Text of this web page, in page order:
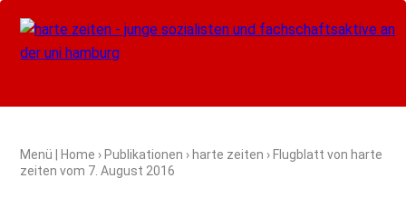
Menü Home › Publikationen › harte zeiten › Flugblatt von harte
zeiten vom 7. August 2016